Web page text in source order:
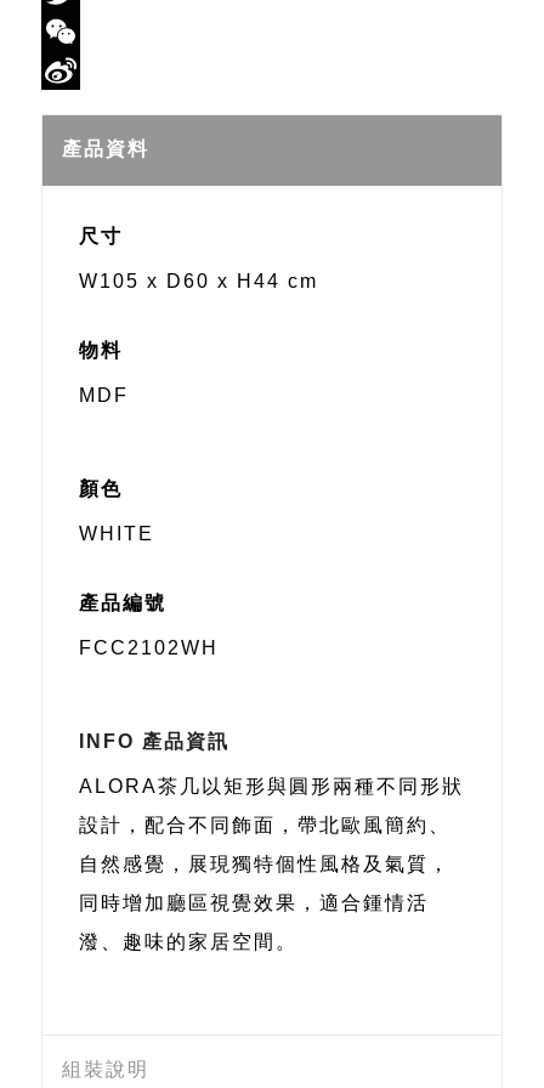
Twitter
WeChat
Weibo
產品資料
尺寸
W105 x D60 x H44 cm
物料
MDF
顏色
WHITE
產品編號
FCC2102WH
INFO 產品資訊
ALORA茶几以矩形與圓形兩種不同形狀
設計，配合不同飾面，帶北歐風簡約、
自然感覺，展現獨特個性風格及氣質，
同時增加廳區視覺效果，適合鍾情活
潑、趣味的家居空間。
組裝說明